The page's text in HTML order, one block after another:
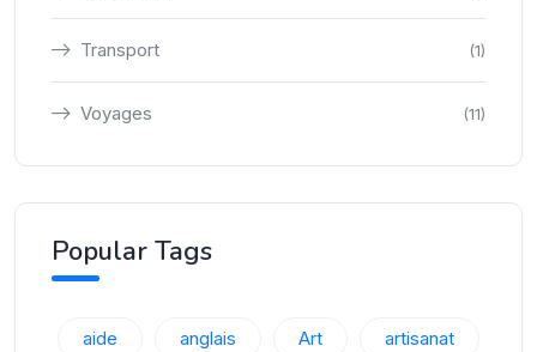
Transport (1)
Voyages (11)
Popular Tags
aide anglais Art artisanat